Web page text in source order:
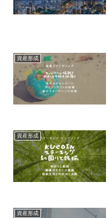
資産形成
資産形成
資産形成